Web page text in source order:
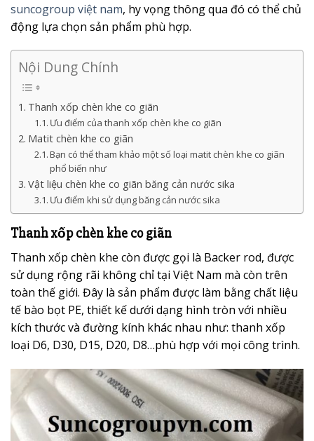
suncogroup việt nam, hy vọng thông qua đó có thể chủ
động lựa chọn sản phẩm phù hợp.
Nội Dung Chính
Thanh xốp chèn khe co giãn
Ưu điểm của thanh xốp chèn khe co giãn
Matit chèn khe co giãn
Bạn có thể tham khảo một số loại matit chèn khe co giãn
phổ biến như
Vật liệu chèn khe co giãn băng cản nước sika
Ưu điểm khi sử dụng băng cản nước sika
Thanh xốp chèn khe co giãn
Thanh xốp chèn khe còn được gọi là Backer rod, được
sử dụng rộng rãi không chỉ tại Việt Nam mà còn trên
toàn thế giới. Đây là sản phẩm được làm bằng chất liệu
tế bào bọt PE, thiết kế dưới dạng hình tròn với nhiều
kích thước và đường kính khác nhau như: thanh xốp
loại D6, D30, D15, D20, D8…phù hợp với mọi công trình.